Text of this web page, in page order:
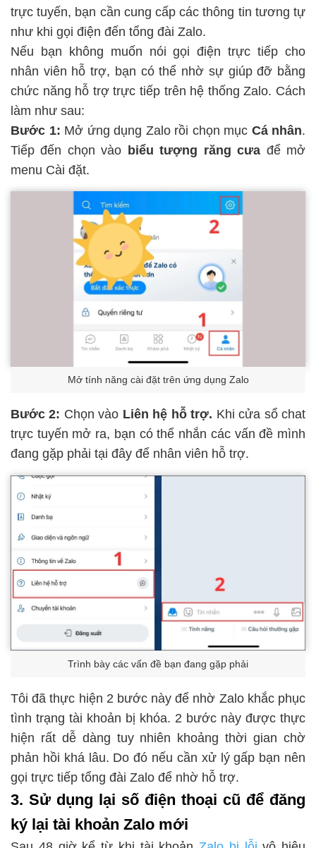
trực tuyến, bạn cần cung cấp các thông tin tương tự
như khi gọi điện đến tổng đài Zalo.
Nếu bạn không muốn nói gọi điện trực tiếp cho
nhân viên hỗ trợ, bạn có thể nhờ sự giúp đỡ bằng
chức năng hỗ trợ trực tiếp trên hệ thống Zalo. Cách
làm như sau:
Bước 1: Mở ứng dụng Zalo rồi chọn mục Cá nhân.
Tiếp đến chọn vào biểu tượng răng cưa để mở
menu Cài đặt.
Mở tính năng cài đặt trên ứng dụng Zalo
Bước 2: Chọn vào Liên hệ hỗ trợ. Khi cửa sổ chat
trực tuyến mở ra, bạn có thể nhắn các vấn đề mình
đang gặp phải tại đây để nhân viên hỗ trợ.
Trình bày các vấn đề bạn đang gặp phải
Tôi đã thực hiện 2 bước này để nhờ Zalo khắc phục
tình trạng tài khoản bị khóa. 2 bước này được thực
hiện rất dễ dàng tuy nhiên khoảng thời gian chờ
phản hồi khá lâu. Do đó nếu cần xử lý gấp bạn nên
gọi trực tiếp tổng đài Zalo để nhờ hỗ trợ.
3. Sử dụng lại số điện thoại cũ để đăng
ký lại tài khoản Zalo mới